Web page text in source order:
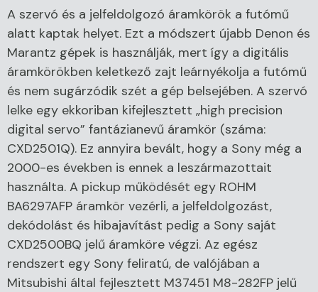
A szervó és a jelfeldolgozó áramkörök a futómű
alatt kaptak helyet. Ezt a módszert újabb Denon és
Marantz gépek is használják, mert így a digitális
áramkörökben keletkező zajt leárnyékolja a futómű
és nem sugárzódik szét a gép belsejében. A szervó
lelke egy ekkoriban kifejlesztett „high precision
digital servo” fantázianevű áramkör (száma:
CXD2501Q). Ez annyira bevált, hogy a Sony még a
2000-es években is ennek a leszármazottait
használta. A pickup működését egy ROHM
BA6297AFP áramkör vezérli, a jelfeldolgozást,
dekódolást és hibajavítást pedig a Sony saját
CXD2500BQ jelű áramköre végzi. Az egész
rendszert egy Sony feliratú, de valójában a
Mitsubishi által fejlesztett M37451 M8-282FP jelű